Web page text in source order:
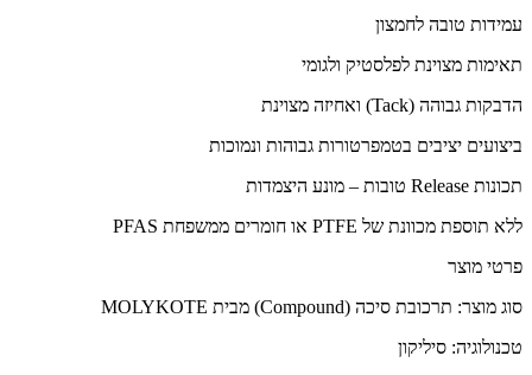
עמידות טובה לחמצון
תאימות מצוינת לפלסטיק ולגומי
הדבקות גבוהה (Tack) ואחיזה מצוינת
ביצועים יציבים בטמפרטורות גבוהות ונמוכות
תכונות Release טובות – מונע היצמדות
ללא תוספת מכוונת של PTFE או חומרים ממשפחת PFAS
פרטי מוצר
סוג מוצר: תרכובת סיכה (Compound) מבית MOLYKOTE
טכנולוגיה: סיליקון